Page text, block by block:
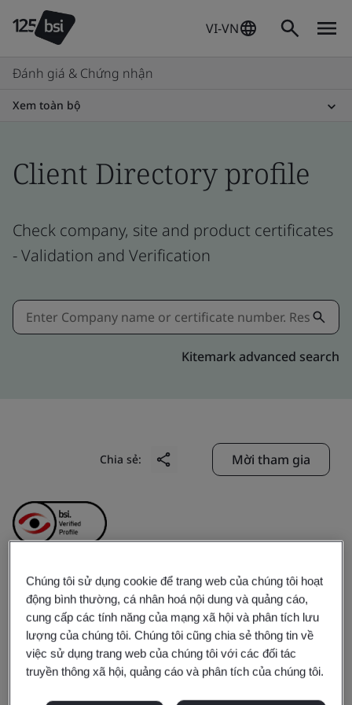
VI-VN
Đánh giá & Chứng nhận
Xem toàn bộ
Client Directory profile
Check company, site and product certificates
- Validation and Verification
Kitemark advanced search
Chia sẻ: Mời tham gia
CymMetrik (Shenzhen)
Printing Co., Ltd.
Chúng tôi sử dụng cookie để trang web của chúng tôi hoạt
động bình thường, cá nhân hoá nội dung và quảng cáo,
cung cấp các tính năng của mạng xã hội và phân tích lưu
lượng của chúng tôi. Chúng tôi cũng chia sẻ thông tin về
việc sử dụng trang web của chúng tôi với các đối tác
truyền thông xã hội, quảng cáo và phân tích của chúng tôi.